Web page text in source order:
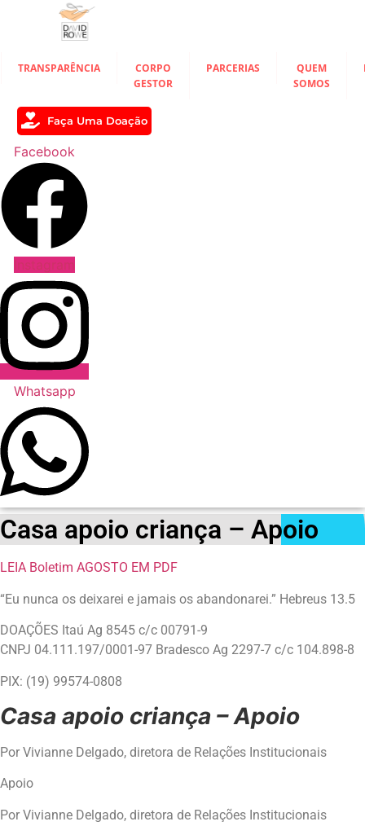
conteúdo
TRANSPARÊNCIA
CORPO
GESTOR
PARCERIAS
QUEM
SOMOS
Faça Uma Doação
Facebook
Whatsapp
Casa apoio criança – Apoio
LEIA Boletim AGOSTO EM PDF
“Eu nunca os deixarei e jamais os abandonarei.” Hebreus 13.5
DOAÇÕES Itaú Ag 8545 c/c 00791-9
CNPJ 04.111.197/0001-97 Bradesco Ag 2297-7 c/c 104.898-8
PIX: (19) 99574-0808
Casa apoio criança – Apoio
Por Vivianne Delgado, diretora de Relações Institucionais
Apoio
Por Vivianne Delgado, diretora de Relações Institucionais